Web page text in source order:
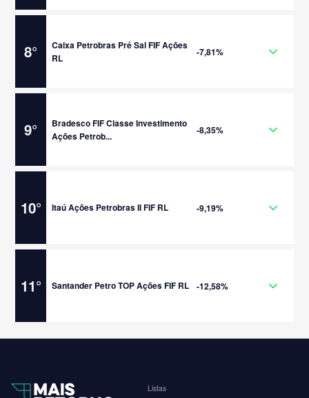
8°
Caixa Petrobras Pré Sal FIF Ações
RL
-7,81%
9°
Bradesco FIF Classe Investimento
Ações Petrob...
-8,35%
10° Itaú Ações Petrobras II FIF RL -9,19%
11° Santander Petro TOP Ações FIF RL -12,58%
Listas